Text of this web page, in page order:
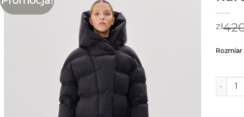
zł
Rozmiar
ilość